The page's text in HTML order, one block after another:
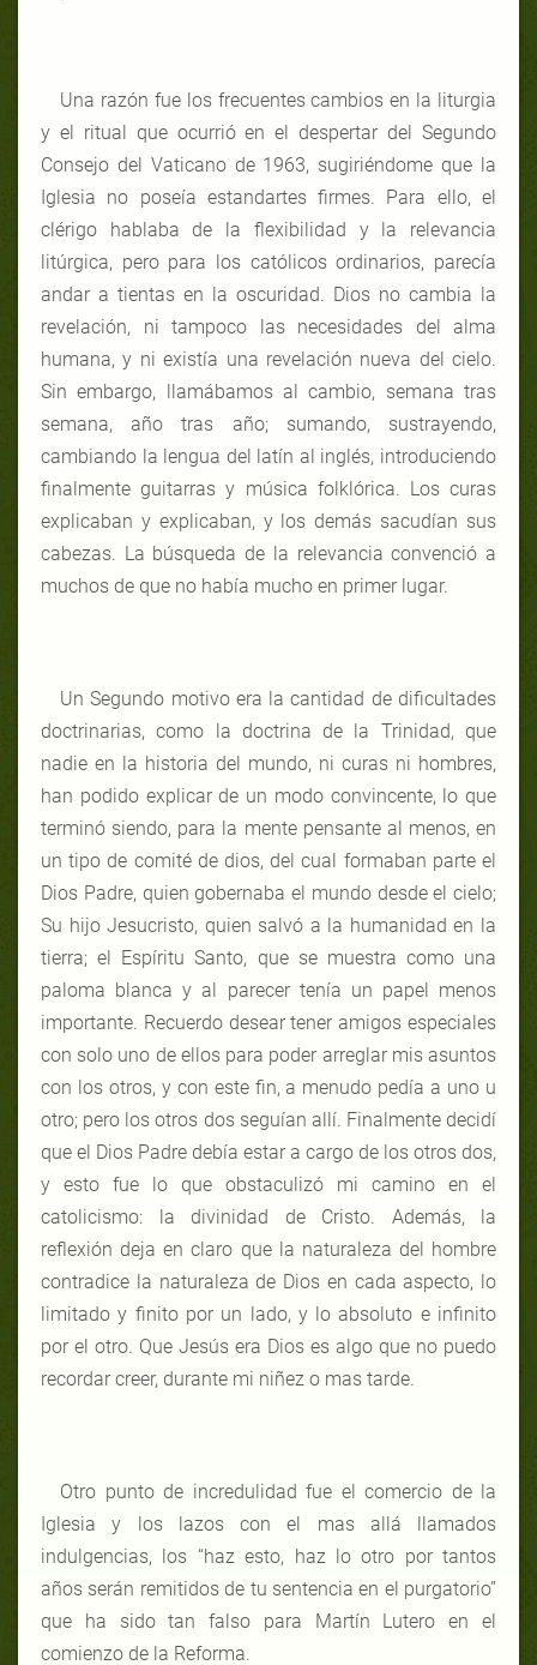
Una razón fue los frecuentes cambios en la liturgia
y el ritual que ocurrió en el despertar del Segundo
Consejo del Vaticano de 1963, sugiriéndome que la
Iglesia no poseía estandartes firmes. Para ello, el
clérigo hablaba de la flexibilidad y la relevancia
litúrgica, pero para los católicos ordinarios, parecía
andar a tientas en la oscuridad. Dios no cambia la
revelación, ni tampoco las necesidades del alma
humana, y ni existía una revelación nueva del cielo.
Sin embargo, llamábamos al cambio, semana tras
semana, año tras año; sumando, sustrayendo,
cambiando la lengua del latín al inglés, introduciendo
finalmente guitarras y música folklórica. Los curas
explicaban y explicaban, y los demás sacudían sus
cabezas. La búsqueda de la relevancia convenció a
muchos de que no había mucho en primer lugar.
Un Segundo motivo era la cantidad de dificultades
doctrinarias, como la doctrina de la Trinidad, que
nadie en la historia del mundo, ni curas ni hombres,
han podido explicar de un modo convincente, lo que
terminó siendo, para la mente pensante al menos, en
un tipo de comité de dios, del cual formaban parte el
Dios Padre, quien gobernaba el mundo desde el cielo;
Su hijo Jesucristo, quien salvó a la humanidad en la
tierra; el Espíritu Santo, que se muestra como una
paloma blanca y al parecer tenía un papel menos
importante. Recuerdo desear tener amigos especiales
con solo uno de ellos para poder arreglar mis asuntos
con los otros, y con este fin, a menudo pedía a uno u
otro; pero los otros dos seguían allí. Finalmente decidí
que el Dios Padre debía estar a cargo de los otros dos,
y esto fue lo que obstaculizó mi camino en el
catolicismo: la divinidad de Cristo. Además, la
reflexión deja en claro que la naturaleza del hombre
contradice la naturaleza de Dios en cada aspecto, lo
limitado y finito por un lado, y lo absoluto e infinito
por el otro. Que Jesús era Dios es algo que no puedo
recordar creer, durante mi niñez o mas tarde.
Otro punto de incredulidad fue el comercio de la
Iglesia y los lazos con el mas allá llamados
indulgencias, los “haz esto, haz lo otro por tantos
años serán remitidos de tu sentencia en el purgatorio”
que ha sido tan falso para Martín Lutero en el
comienzo de la Reforma.